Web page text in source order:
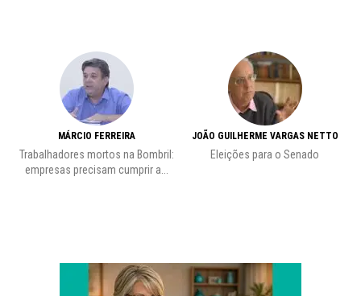
MÁRCIO FERREIRA
Trabalhadores mortos na Bombril:
empresas precisam cumprir a...
JOÃO GUILHERME VARGAS NETTO
Eleições para o Senado